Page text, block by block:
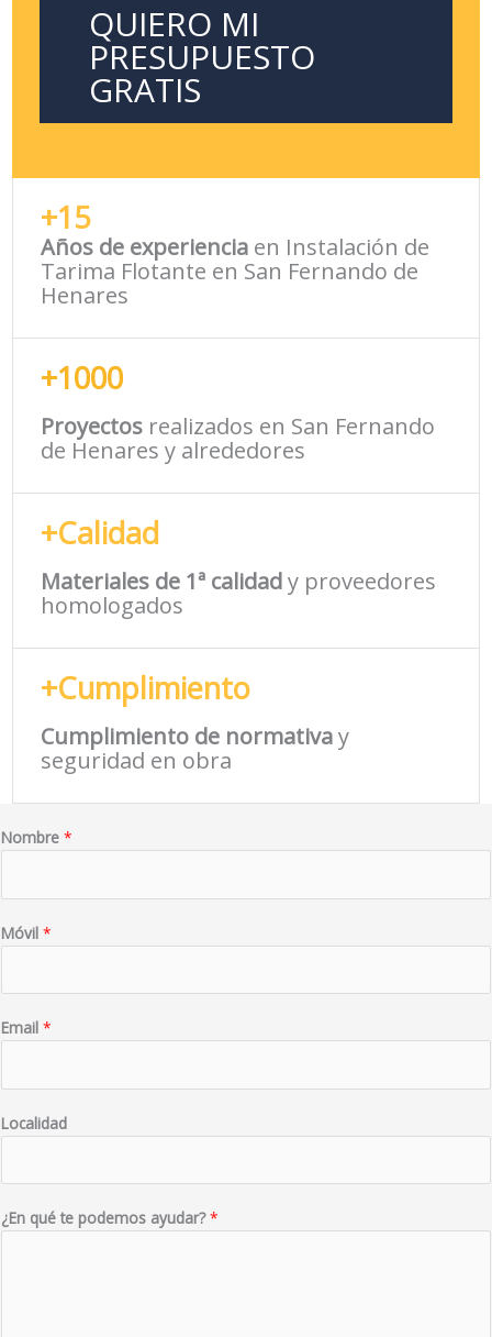
QUIERO MI
PRESUPUESTO
GRATIS
+15
Años de experiencia en Instalación de
Tarima Flotante en San Fernando de
Henares
+1000
Proyectos realizados en San Fernando
de Henares y alrededores
+Calidad
Materiales de 1ª calidady proveedores
homologados
+Cumplimiento
Cumplimiento de normativay
seguridad en obra
Nombre *
Móvil *
Email *
Localidad
¿En qué te podemos ayudar?*